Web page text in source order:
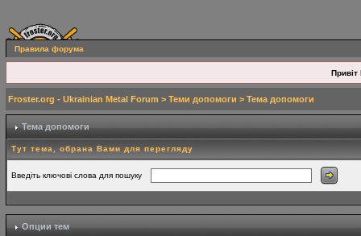
Правила форума
Привіт
Froster.org - Ukrainian Metal Forum > Теми допомоги > Тема допомоги
Тема допомоги
Тут тема, обрана Вами для перегляду
Введіть ключові слова для пошуку
Опции тем